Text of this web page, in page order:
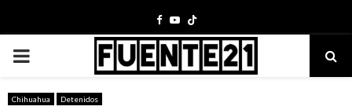
Facebook
Youtube
PRIMARY
MENU
Chihuahua Detenidos